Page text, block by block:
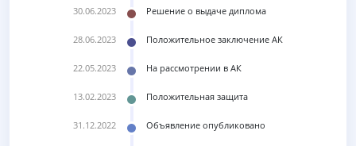
30.06.2023 Решение о выдаче диплома
28.06.2023 Положительное заключение АК
22.05.2023 На рассмотрении в АК
13.02.2023 Положительная защита
31.12.2022 Объявление опубликовано